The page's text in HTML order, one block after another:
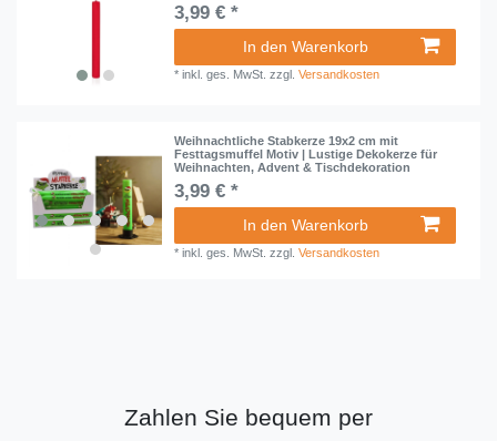
3,99 € *
In den Warenkorb
*inkl. ges. MwSt. zzgl.Versandkosten
Weihnachtliche Stabkerze 19x2 cm mit
Festtagsmuffel Motiv | Lustige Dekokerze für
Weihnachten, Advent & Tischdekoration
3,99 € *
In den Warenkorb
*inkl. ges. MwSt. zzgl.Versandkosten
Zahlen Sie bequem per